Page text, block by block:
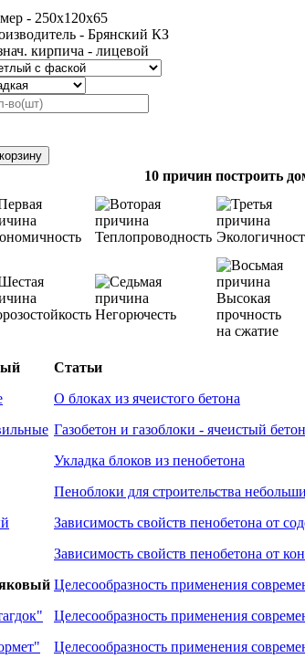
- 250х120х65
- Брянский КЗ
кирпича - лицевой
10 причин построить
Теплопроводность
Негорючесть
Высокая
прочность
на сжатие
Статьи
О блоках из ячеистого бетона
Газобетон и газоблоки - ячеистый бетон
Укладка блоков из пенобетона
Пеноблоки для строительства
Зависимость свойств пенобетона от
Зависимость свойств пенобетона от
Целесообразность применения
Целесообразность применения
Целесообразность применения